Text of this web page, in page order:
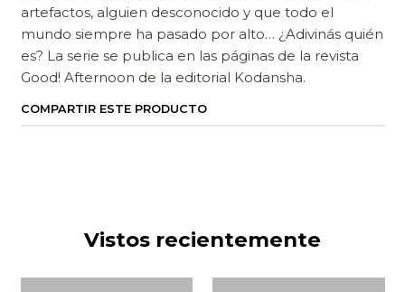
artefactos, alguien desconocido y que todo el
mundo siempre ha pasado por alto… ¿Adivinás quién
es? La serie se publica en las páginas de la revista
Good! Afternoon de la editorial Kodansha.
COMPARTIR ESTE PRODUCTO
Vistos recientemente